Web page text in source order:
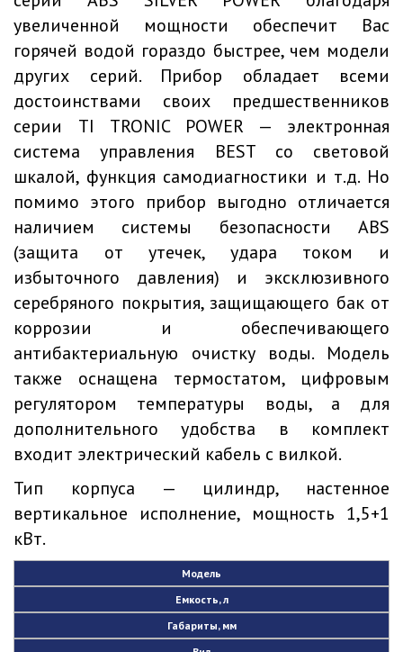
увеличенной мощности обеспечит Вас
горячей водой гораздо быстрее, чем модели
других серий. Прибор обладает всеми
достоинствами своих предшественников
серии TI TRONIC POWER — электронная
система управления BEST со световой
шкалой, функция самодиагностики и т.д. Но
помимо этого прибор выгодно отличается
наличием системы безопасности ABS
(защита от утечек, удара током и
избыточного давления) и эксклюзивного
серебряного покрытия, защищающего бак от
коррозии и обеспечивающего
антибактериальную очистку воды. Модель
также оснащена термостатом, цифровым
регулятором температуры воды, а для
дополнительного удобства в комплект
входит электрический кабель с вилкой.
Тип корпуса — цилиндр, настенное
вертикальное исполнение, мощность 1,5+1
кВт.
Модель
Емкость, л
Габариты, мм